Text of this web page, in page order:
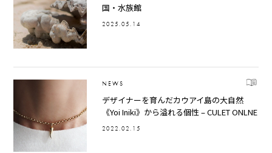
国・水族館
2025.05.14
NEWS
デザイナーを育んだカウアイ島の大自然
《Yoi Iniki》から溢れる個性 – CULET ONLNE
2022.02.15